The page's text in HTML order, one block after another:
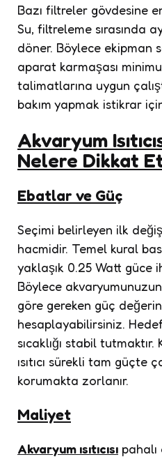
Bazı filtreler gövdesine
Su, filtreleme sırasında
döner. Böylece ekipman
aparat karmaşası
talimatlarına uygun
bakım yapmak istikrar
Akvaryum
Nelere Dikkat
Ebatlar ve Güç
Seçimi belirleyen ilk
hacmidir. Temel kural
yaklaşık 0.25 Watt güce
Böylece
göre gereken güç
hesaplayabilirsiniz.
sıcaklığı stabil
ısıtıcı sürekli tam güçte
korumakta zorlanır.
Maliyet
Akvaryum ısıtıcısı